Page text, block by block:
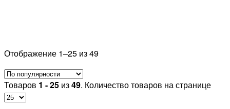
Отображение 1–25 из 49
Товаров 1 - 25 из49. Количество товаров на странице